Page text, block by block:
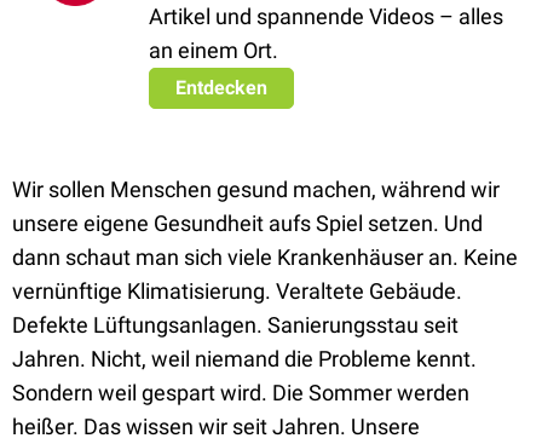
Artikel und spannende Videos – alles
an einem Ort.
Entdecken
Wir sollen Menschen gesund machen, während wir
unsere eigene Gesundheit aufs Spiel setzen. Und
dann schaut man sich viele Krankenhäuser an. Keine
vernünftige Klimatisierung. Veraltete Gebäude.
Defekte Lüftungsanlagen. Sanierungsstau seit
Jahren. Nicht, weil niemand die Probleme kennt.
Sondern weil gespart wird. Die Sommer werden
heißer. Das wissen wir seit Jahren. Unsere